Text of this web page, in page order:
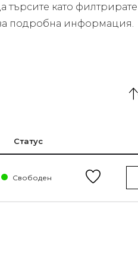
търсите като филтрирате
подробна информация.
Статус
Свободен